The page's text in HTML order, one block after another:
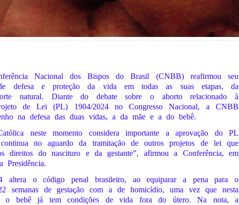
Nacional dos Bispos do Brasil (CNBB) reafirmou seu
de defesa e proteção da vida em todas as suas etapas, da
natural. Diante do debate sobre o aborto relacionado à
de Lei (PL) 1904/2024 no Congresso Nacional, a CNBB
na defesa das duas vidas, a da mãe e a do bebê.
neste momento considera importante a aprovação do PL
continua no aguardo da tramitação de outros projetos de lei que
direitos do nascituro e da gestante”, afirmou a Conferência, em
Presidência.
altera o código penal brasileiro, ao equiparar a pena para o
semanas de gestação com a de homicídio, uma vez que nesta
o bebê já tem condições de vida fora do útero. Na nota, a